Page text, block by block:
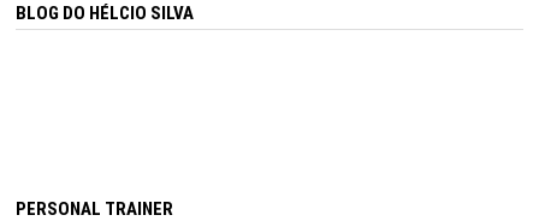
BLOG DO HÉLCIO SILVA
PERSONAL TRAINER